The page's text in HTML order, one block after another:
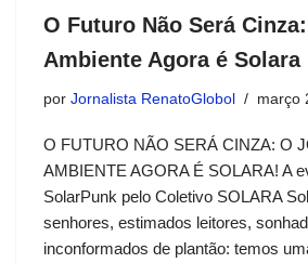
O Futuro Não Será
Ambiente Agora é Solara
por Jornalista RenatoGlobol março
O FUTURO NÃO SERÁ CINZA: O
AMBIENTE AGORA É SOLARA! A
SolarPunk pelo Coletivo SOLARA
senhores, estimados leitores,
inconformados de plantão: temos